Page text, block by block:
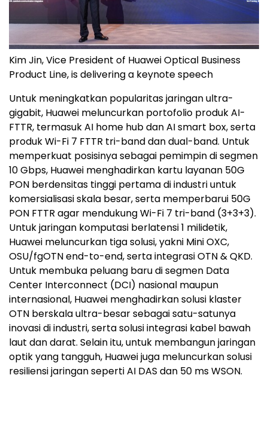
Kim Jin, Vice President of Huawei Optical Business
Product Line, is delivering a keynote speech
Untuk meningkatkan popularitas jaringan ultra-
gigabit, Huawei meluncurkan portofolio produk AI-
FTTR, termasuk AI home hub dan AI smart box, serta
produk Wi-Fi 7 FTTR tri-band dan dual-band. Untuk
memperkuat posisinya sebagai pemimpin di segmen
10 Gbps, Huawei menghadirkan kartu layanan 50G
PON berdensitas tinggi pertama di industri untuk
komersialisasi skala besar, serta memperbarui 50G
PON FTTR agar mendukung Wi-Fi 7 tri-band (3+3+3).
Untuk jaringan komputasi berlatensi 1 milidetik,
Huawei meluncurkan tiga solusi, yakni Mini OXC,
OSU/fgOTN end-to-end, serta integrasi OTN & QKD.
Untuk membuka peluang baru di segmen Data
Center Interconnect (DCI) nasional maupun
internasional, Huawei menghadirkan solusi klaster
OTN berskala ultra-besar sebagai satu-satunya
inovasi di industri, serta solusi integrasi kabel bawah
laut dan darat. Selain itu, untuk membangun jaringan
optik yang tangguh, Huawei juga meluncurkan solusi
resiliensi jaringan seperti AI DAS dan 50 ms WSON.